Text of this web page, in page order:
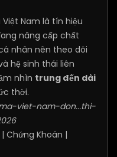
Nam là tín hiệu
nâng cấp chất
nhân nên theo dõi
hệ sinh thái liên
nhìn trung đến dài
thời.
viet-nam-don...thi-
| Chứng Khoán |